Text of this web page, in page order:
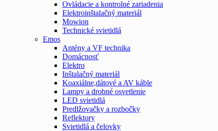
Ovládacie a kontrolné zariadenia
Elektroinštalačný materiál
Mowion
Technické svietidlá
Emos
Antény a VF technika
Domácnosť
Elektro
Inštalačný materiál
Koaxiálne,dátové a AV káble
Lampy a drobné osvetlenie
LED svietidlá
Predlžovačky a rozbočky
Reflektory
Svietidlá a čelovky